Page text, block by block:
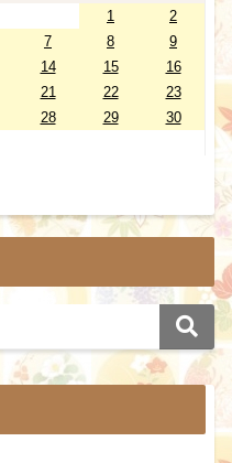
1
2
7 8
9
14 15
16
21 22
23
28 29
30